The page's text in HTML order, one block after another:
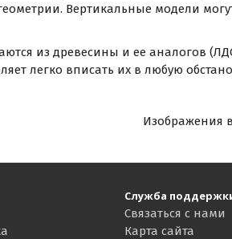
Вертикальные модели
из древесины и ее аналогов
легко вписать их в любую
Изображения
Служба
Связаться с нами
Карта сайта